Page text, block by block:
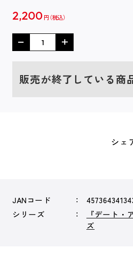
2,200 円
販売が終了している商
シェ
JANコード
シリーズ
『デート・
ズ